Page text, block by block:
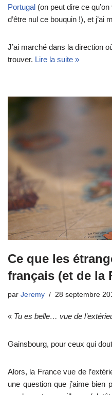
Portugal (on peut dire ce
d’être nul ce bouquin !), et j’ai
J’ai marché dans la direction
trouver. Lire la suite »
Ce que les
français (et de la
par Jeremy 28 septembre
« Tu es belle… vue de
Gainsbourg, pour ceux qui
Alors, la France vue de
une question que j’aime bien